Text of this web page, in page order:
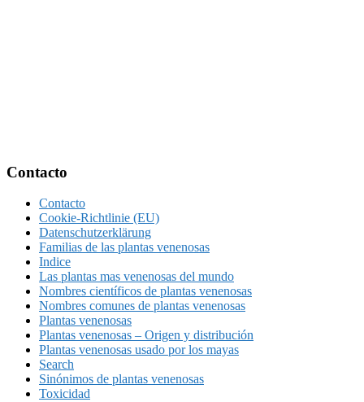
Footer
Contacto
Contacto
Cookie-Richtlinie (EU)
Datenschutzerklärung
Familias de las plantas venenosas
Indice
Las plantas mas venenosas del mundo
Nombres científicos de plantas venenosas
Nombres comunes de plantas venenosas
Plantas venenosas
Plantas venenosas – Origen y distribución
Plantas venenosas usado por los mayas
Search
Sinónimos de plantas venenosas
Toxicidad